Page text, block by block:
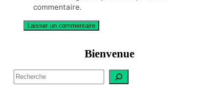
commentaire.
Bienvenue
S
e